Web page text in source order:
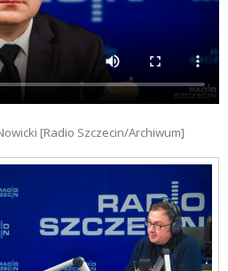
[Radio Szczecin/Archiwum]